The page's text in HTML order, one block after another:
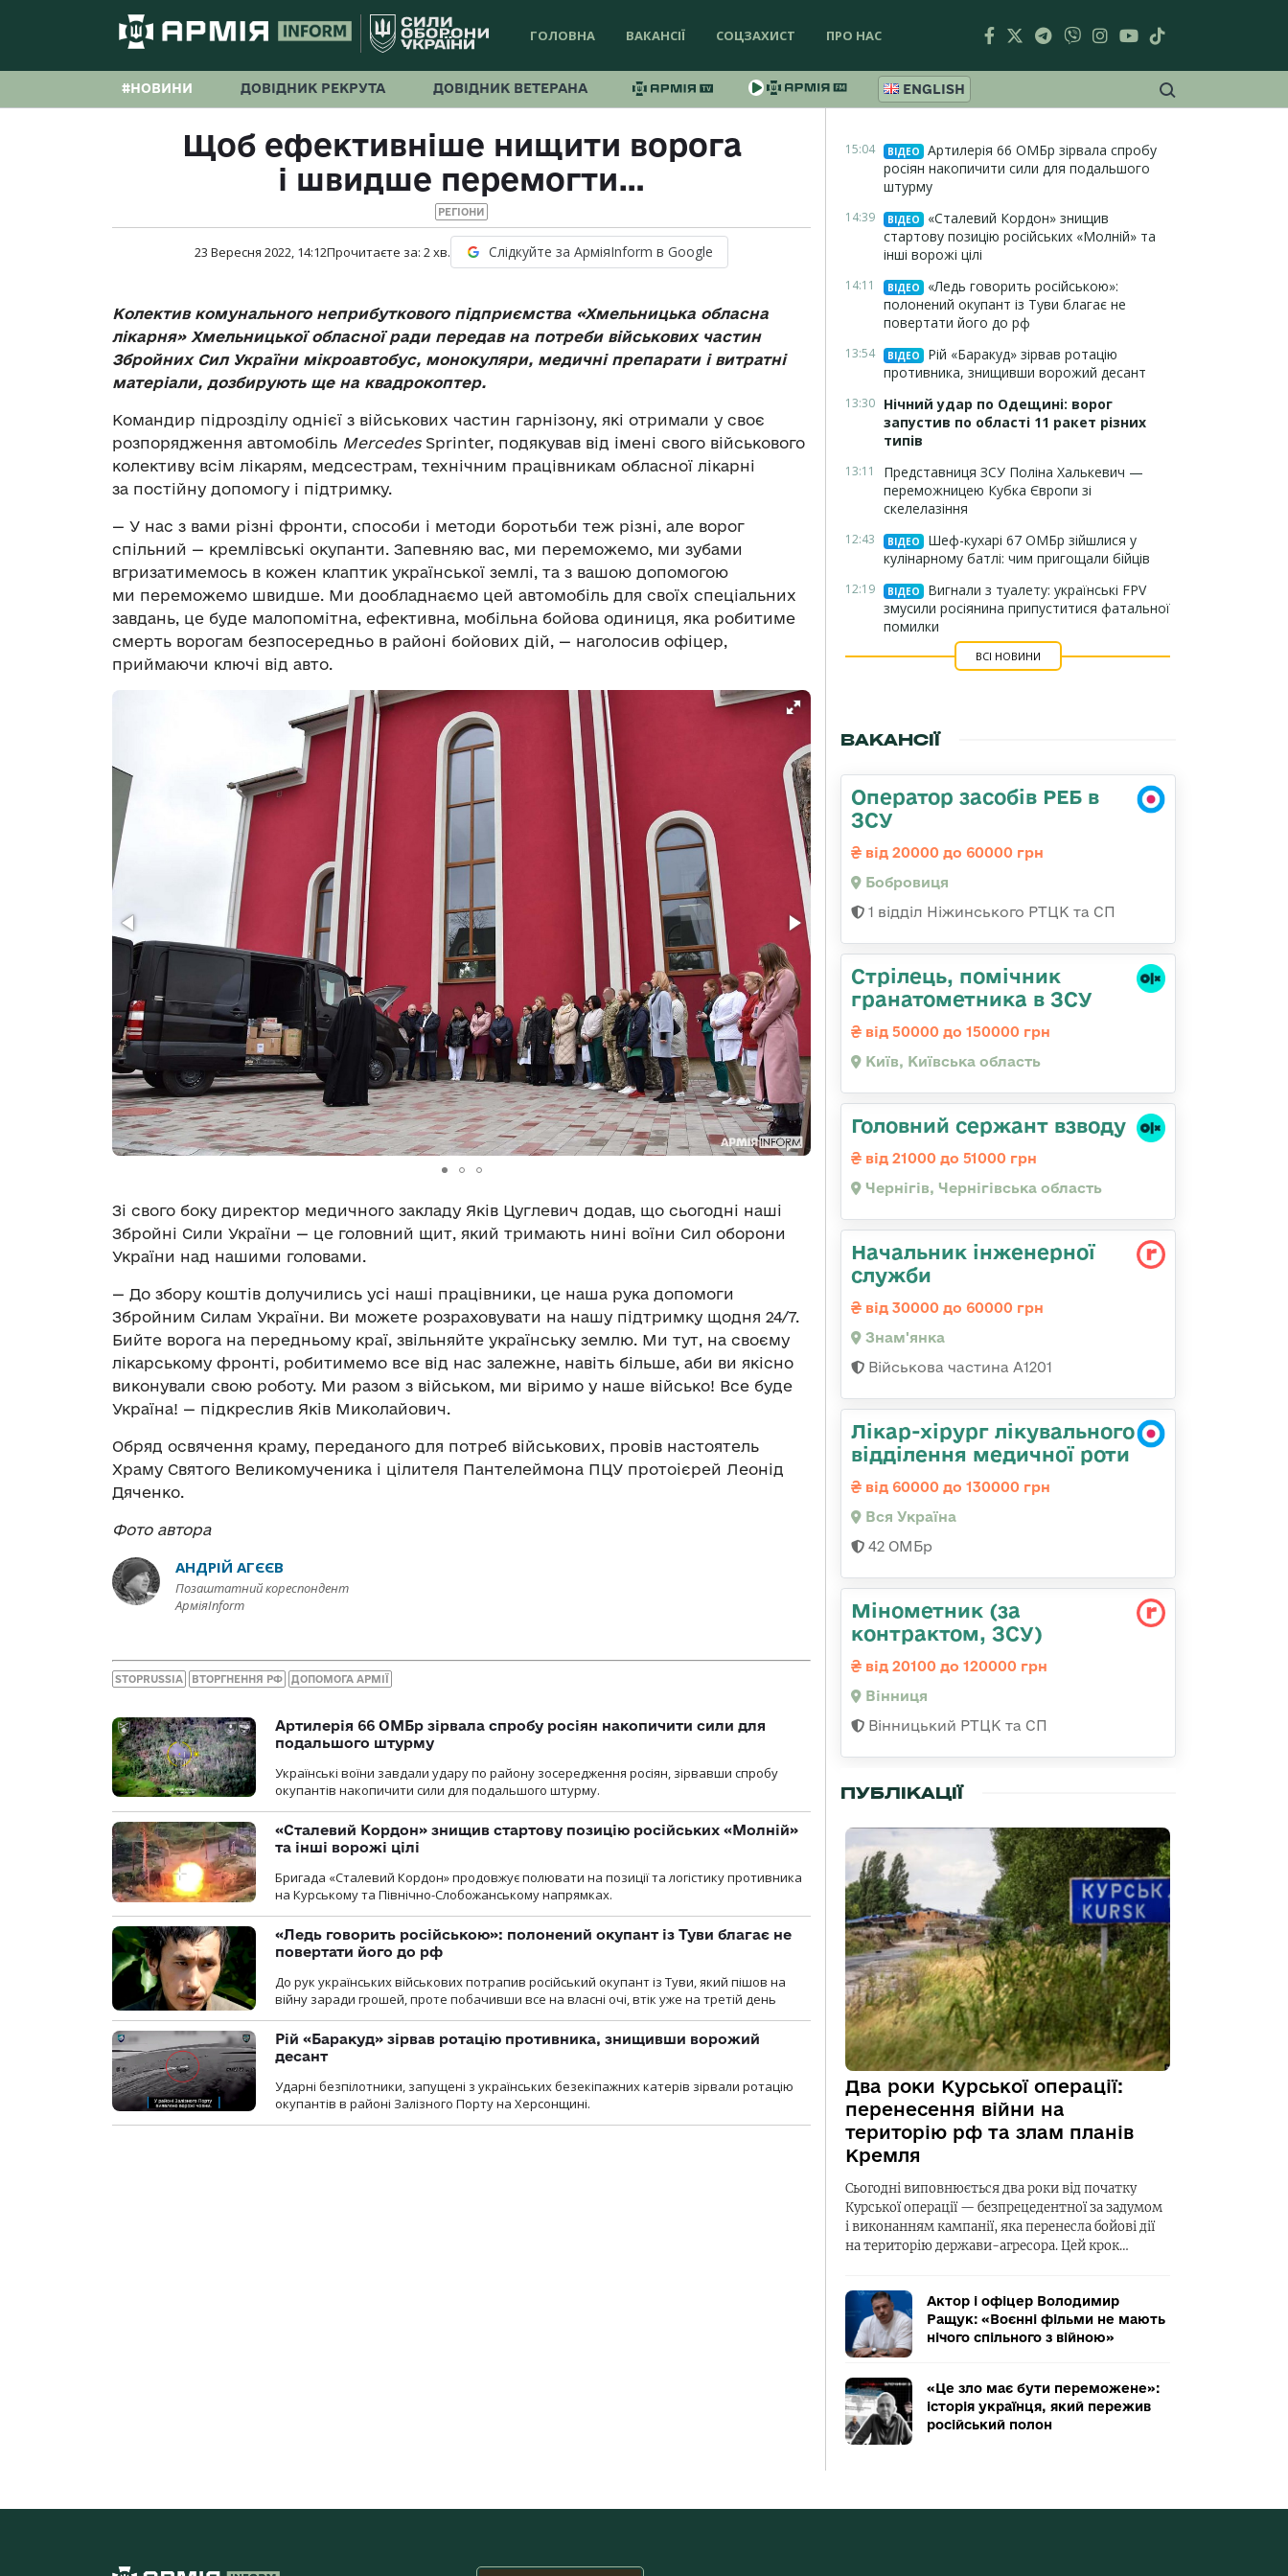
ГОЛОВНА ВАКАНСІЇ СОЦЗАХИСТ ПРО НАС
#НОВИНИ ДОВІДНИК РЕКРУТА ДОВІДНИК ВЕТЕРАНА ENGLISH
Щоб ефективніше нищити ворога
і швидше перемогти…
РЕГІОНИ
23 Вересня 2022, 14:12Прочитаєте за: 2хв. Слідкуйте за АрміяInform в Google
Колектив комунального неприбуткового підприємства «Хмельницька обласна
лікарня» Хмельницької обласної ради передав на потреби військових частин
Збройних Сил України мікроавтобус, монокуляри, медичні препарати і витратні
матеріали, дозбирують ще на квадрокоптер.
Командир підрозділу однієї з військових частин гарнізону, які отримали у своє
розпорядження автомобіль MercedesSprinter, подякував від імені свого військового
колективу всім лікарям, медсестрам, технічним працівникам обласної лікарні
за постійну допомогу і підтримку.
— У нас з вами різні фронти, способи і методи боротьби теж різні, але ворог
спільний — кремлівські окупанти. Запевняю вас, ми переможемо, ми зубами
вгризатимемось в кожен клаптик української землі, та з вашою допомогою
ми переможемо швидше. Ми дообладнаємо цей автомобіль для своїх спеціальних
завдань, це буде малопомітна, ефективна, мобільна бойова одиниця, яка робитиме
смерть ворогам безпосередньо в районі бойових дій, — наголосив офіцер,
приймаючи ключі від авто.
Зі свого боку директор медичного закладу Яків Цуглевич додав, що сьогодні наші
Збройні Сили України — це головний щит, який тримають нині воїни Сил оборони
України над нашими головами.
— До збору коштів долучились усі наші працівники, це наша рука допомоги
Збройним Силам України. Ви можете розраховувати на нашу підтримку щодня 24/7.
Бийте ворога на передньому краї, звільняйте українську землю. Ми тут, на своєму
лікарському фронті, робитимемо все від нас залежне, навіть більше, аби ви якісно
виконували свою роботу. Ми разом з військом, ми віримо у наше військо! Все буде
Україна! — підкреслив Яків Миколайович.
Обряд освячення краму, переданого для потреб військових, провів настоятель
Храму Святого Великомученика і цілителя Пантелеймона ПЦУ протоієрей Леонід
Дяченко.
Фото автора
АНДРІЙ АГЄЄВ
Позаштатний кореспондент
АрміяInform
STOPRUSSIA ВТОРГНЕННЯ РФ ДОПОМОГА АРМІЇ
Артилерія 66 ОМБр зірвала спробу росіян накопичити сили для
подальшого штурму
Українські воїни завдали удару по району зосередження росіян, зірвавши спробу
окупантів накопичити сили для подальшого штурму.
«Сталевий Кордон» знищив стартову позицію російських «Молній»
та інші ворожі цілі
Бригада «Сталевий Кордон» продовжує полювати на позиції та логістику противника
на Курському та Північно-Слобожанському напрямках.
«Ледь говорить російською»: полонений окупант із Туви благає не
повертати його до рф
До рук українських військових потрапив російський окупант із Туви, який пішов на
війну заради грошей, проте побачивши все на власні очі, втік уже на третій день
Рій «Баракуд» зірвав ротацію противника, знищивши ворожий
десант
Ударні безпілотники, запущені з українських безекіпажних катерів зірвали ротацію
окупантів в районі Залізного Порту на Херсонщині.
15:04 ВІДЕО
Артилерія 66 ОМБр зірвала спробу
росіян накопичити сили для подальшого
штурму
14:39 ВІДЕО
«Сталевий Кордон» знищив
стартову позицію російських «Молній» та
інші ворожі цілі
14:11 ВІДЕО
«Ледь говорить російською»:
полонений окупант із Туви благає не
повертати його до рф
13:54 ВІДЕО
Рій «Баракуд» зірвав ротацію
противника, знищивши ворожий десант
13:30 Нічний удар по Одещині: ворог
запустив по області 11 ракет різних
типів
13:11
Представниця ЗСУ Поліна Халькевич —
переможницею Кубка Європи зі
скелелазіння
12:43 ВІДЕО
Шеф-кухарі 67 ОМБр зійшлися у
кулінарному батлі: чим пригощали бійців
12:19 ВІДЕО
Вигнали з туалету: українські FPV
змусили росіянина припуститися фатальної
помилки
ВСІ НОВИНИ
ВАКАНСІЇ
Оператор засобів РЕБ в
ЗСУ
від 20000 до 60000 грн
Бобровиця
1 відділ Ніжинського РТЦК та СП
Стрілець, помічник
гранатометника в ЗСУ
від 50000 до 150000 грн
Київ, Київська область
Головний сержант взводу
від 21000 до 51000 грн
Чернігів, Чернігівська область
Начальник інженерної
служби
від 30000 до 60000 грн
Знам'янка
Військова частина А1201
Лікар-хірург лікувального
відділення медичної роти
від 60000 до 130000 грн
Вся Україна
42 ОМБр
Мінометник (за
контрактом, ЗСУ)
від 20100 до 120000 грн
Вінниця
Вінницький РТЦК та СП
ПУБЛІКАЦІЇ
Два роки Курської операції:
перенесення війни на
територію рф та злам планів
Кремля
Сьогодні виповнюється два роки від початку
Курської операції — безпрецедентної за задумом
і виконанням кампанії, яка перенесла бойові дії
на територію держави-агресора. Цей крок…
Актор і офіцер Володимир
Ращук: «Воєнні фільми не мають
нічого спільного з війною»
«Це зло має бути переможене»:
історія українця, який пережив
російський полон